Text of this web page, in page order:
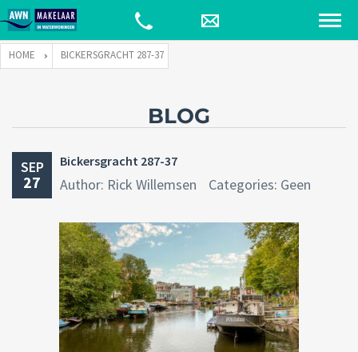
HOME BICKERSGRACHT 287-37
BLOG
SEP
27
Bickersgracht 287-37
Author: Rick Willemsen Categories: Geen